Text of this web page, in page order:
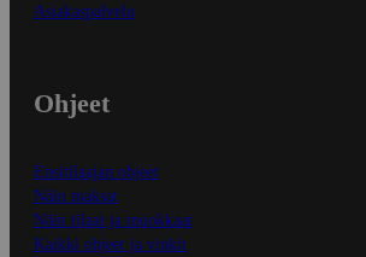
Asiakaspalvelu
Ohjeet
Ensitilaajan ohjeet
Näin maksat
Näin tilaat ja muokkaat
Kaikki ohjeet ja vinkit